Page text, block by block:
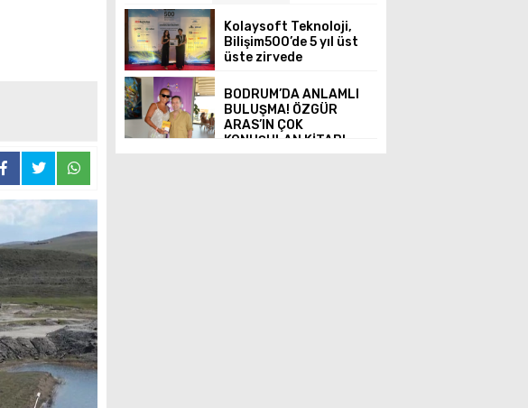
Kolaysoft Teknoloji,
Bilişim500’de 5 yıl üst
üste zirvede
BODRUM’DA ANLAMLI
BULUŞMA! ÖZGÜR
ARAS’IN ÇOK
KONUŞULAN KİTABI